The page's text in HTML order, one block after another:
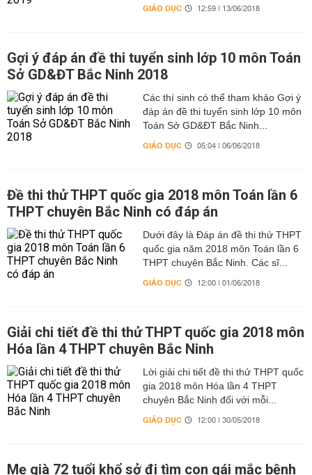
GIÁO DỤC 12:59 | 13/06/2018
Gợi ý đáp án đề thi tuyển sinh lớp 10 môn Toán
Sở GD&ĐT Bắc Ninh 2018
Các thí sinh có thể tham khảo Gợi ý
đáp án đề thi tuyển sinh lớp 10 môn
Toán Sở GD&ĐT Bắc Ninh...
GIÁO DỤC 05:04 | 06/06/2018
Đề thi thử THPT quốc gia 2018 môn Toán lần 6
THPT chuyên Bắc Ninh có đáp án
Dưới đây là Đáp án đề thi thử THPT
quốc gia năm 2018 môn Toán lần 6
THPT chuyên Bắc Ninh. Các sĩ...
GIÁO DỤC 12:00 | 01/06/2018
Giải chi tiết đề thi thử THPT quốc gia 2018 môn
Hóa lần 4 THPT chuyên Bắc Ninh
Lời giải chi tiết đề thi thử THPT quốc
gia 2018 môn Hóa lần 4 THPT
chuyên Bắc Ninh đối với mỗi...
GIÁO DỤC 12:00 | 30/05/2018
Mẹ già 72 tuổi khổ sở đi tìm con gái mắc bệnh